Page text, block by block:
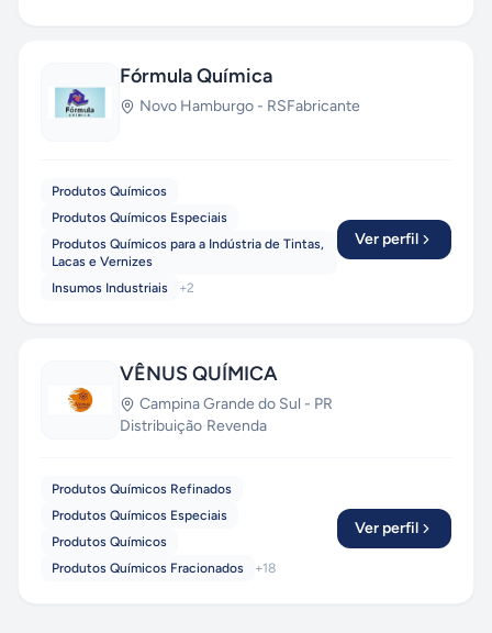
Fórmula Química
Novo Hamburgo - RSFabricante
Produtos Químicos
Produtos Químicos Especiais
Produtos Químicos para a Indústria de Tintas,
Lacas e Vernizes
Insumos Industriais
+2
Ver perfil
VÊNUS QUÍMICA
Campina Grande do Sul - PR
Distribuição·Revenda
Produtos Químicos Refinados
Produtos Químicos Especiais
Produtos Químicos
Produtos Químicos Fracionados
+18
Ver perfil